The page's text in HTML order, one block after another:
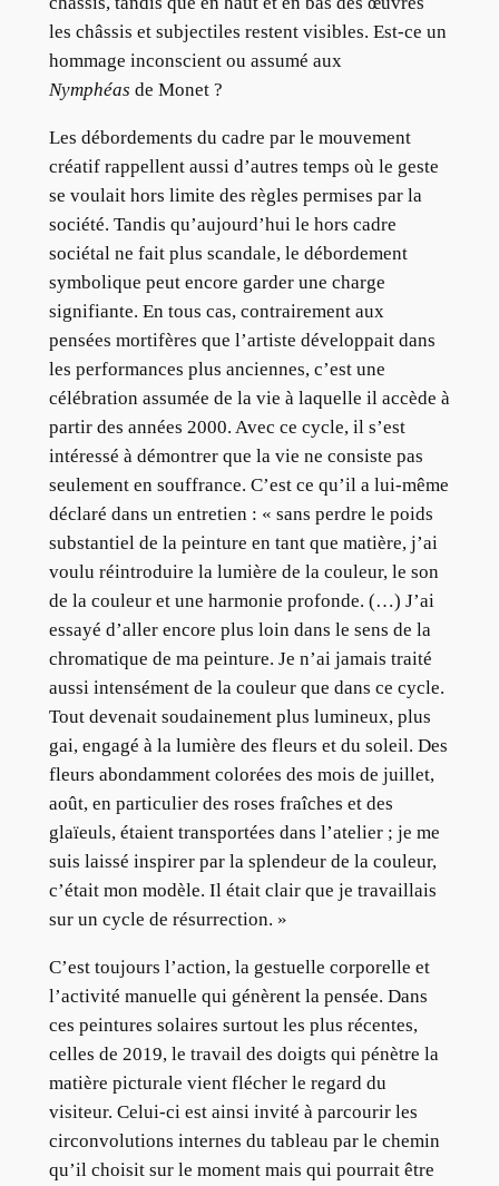
les châssis et subjectiles restent visibles. Est-ce un
hommage inconscient ou assumé aux
Nymphéas de Monet ?
Les débordements du cadre par le mouvement
créatif rappellent aussi d’autres temps où le geste
se voulait hors limite des règles permises par la
société. Tandis qu’aujourd’hui le hors cadre
sociétal ne fait plus scandale, le débordement
symbolique peut encore garder une charge
signifiante. En tous cas, contrairement aux
pensées mortifères que l’artiste développait dans
les performances plus anciennes, c’est une
célébration assumée de la vie à laquelle il accède à
partir des années 2000. Avec ce cycle, il s’est
intéressé à démontrer que la vie ne consiste pas
seulement en souffrance. C’est ce qu’il a lui-même
déclaré dans un entretien : « sans perdre le poids
substantiel de la peinture en tant que matière, j’ai
voulu réintroduire la lumière de la couleur, le son
de la couleur et une harmonie profonde. (…) J’ai
essayé d’aller encore plus loin dans le sens de la
chromatique de ma peinture. Je n’ai jamais traité
aussi intensément de la couleur que dans ce cycle.
Tout devenait soudainement plus lumineux, plus
gai, engagé à la lumière des fleurs et du soleil. Des
fleurs abondamment colorées des mois de juillet,
août, en particulier des roses fraîches et des
glaïeuls, étaient transportées dans l’atelier ; je me
suis laissé inspirer par la splendeur de la couleur,
c’était mon modèle. Il était clair que je travaillais
sur un cycle de résurrection. »
C’est toujours l’action, la gestuelle corporelle et
l’activité manuelle qui génèrent la pensée. Dans
ces peintures solaires surtout les plus récentes,
celles de 2019, le travail des doigts qui pénètre la
matière picturale vient flécher le regard du
visiteur. Celui-ci est ainsi invité à parcourir les
circonvolutions internes du tableau par le chemin
qu’il choisit sur le moment mais qui pourrait être